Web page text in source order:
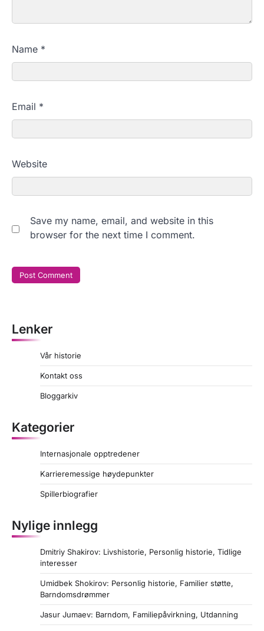
Name *
Email *
Website
Save my name, email, and website in this
browser for the next time I comment.
Lenker
Vår historie
Kontakt oss
Bloggarkiv
Kategorier
Internasjonale opptredener
Karrieremessige høydepunkter
Spillerbiografier
Nylige innlegg
Dmitriy Shakirov: Livshistorie, Personlig historie, Tidlige
interesser
Umidbek Shokirov: Personlig historie, Familier støtte,
Barndomsdrømmer
Jasur Jumaev: Barndom, Familiepåvirkning, Utdanning